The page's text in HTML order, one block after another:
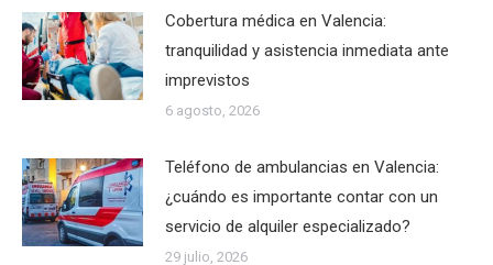
Cobertura médica en Valencia:
tranquilidad y asistencia inmediata ante
imprevistos
6 agosto, 2026
Teléfono de ambulancias en Valencia:
¿cuándo es importante contar con un
servicio de alquiler especializado?
29 julio, 2026